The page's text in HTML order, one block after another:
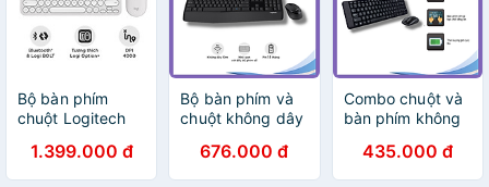
Bộ bàn phím
chuột Logitech
Chính Hãng
1.399.000 đ
Bộ bàn phím và
chuột không dây
- Hàng Chính
Hãng
676.000 đ
Combo chuột và
bàn phím không
MK220 - Hàng
chính hãng
435.000 đ